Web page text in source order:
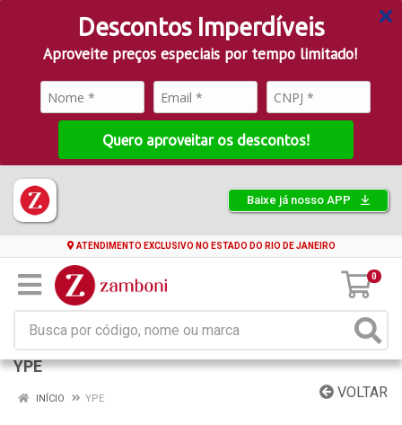
Descontos Imperdíveis
Aproveite preços especiais por tempo limitado!
Quero aproveitar os descontos!
Baixe já nosso APP
ATENDIMENTO EXCLUSIVO NO ESTADO DO RIO DE JANEIRO
0
YPE
VOLTAR
INÍCIO YPE